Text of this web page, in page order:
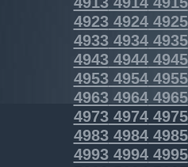
492349244925
493349344935
494349444945
495349544955
496349644965
497349744975
498349844985
499349944995